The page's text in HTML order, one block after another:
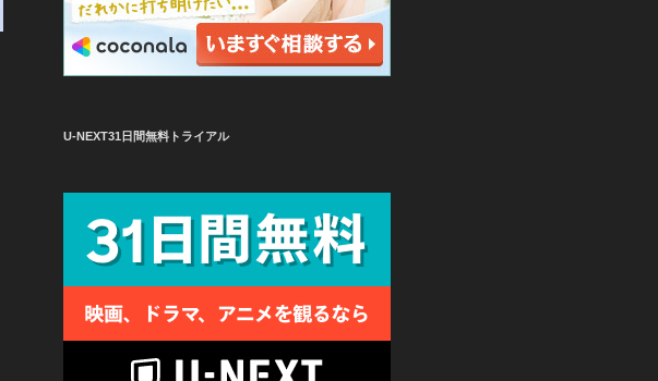
U-NEXT31日間無料トライアル